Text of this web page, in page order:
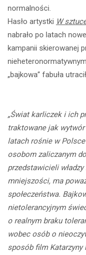
normalności.
Hasło artystki W
nabrało po latach
kampanii skierowanej
„bajkowa” fabuła
„Świat karliczek i ich
traktowane jak
latach rośnie w
osobom zaliczanym
przedstawicieli
mniejszości, ma
społeczeństwa.
nietolerancyjnym
o realnym braku
wobec osób o
sposób film Katarzyny